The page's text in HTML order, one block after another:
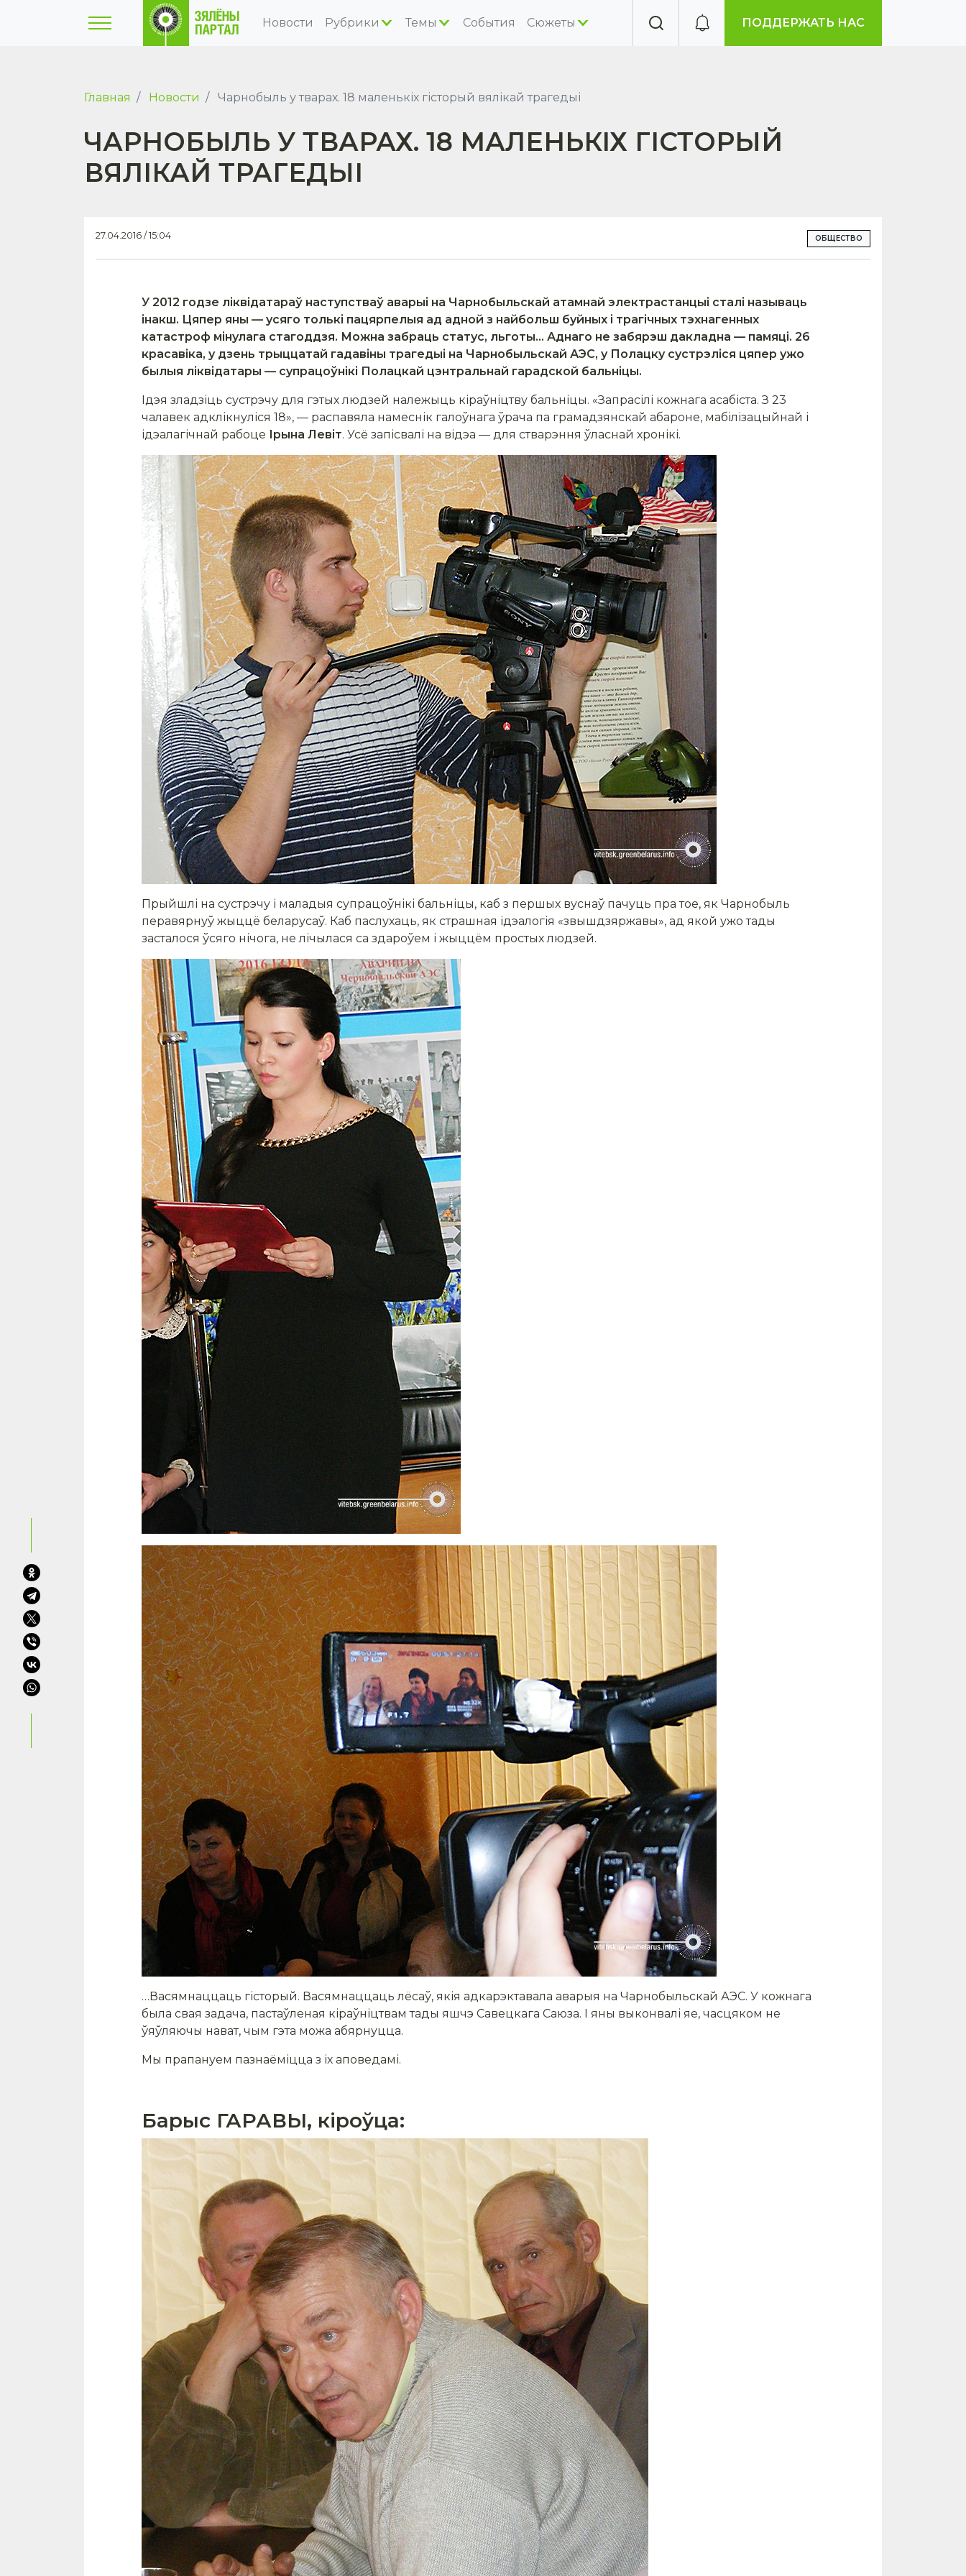
Новости Рубрики Темы События Сюжеты ПОДДЕРЖАТЬ НАС
Главная Новости Чарнобыль у тварах. 18 маленькіх гісторый вялікай трагедыі
ЧАРНОБЫЛЬ У ТВАРАХ. 18 МАЛЕНЬКІХ ГІСТОРЫЙ
ВЯЛІКАЙ ТРАГЕДЫІ
27.04.2016 / 15:04 ОБЩЕСТВО
У 2012 годзе ліквідатараў наступстваў аварыі на Чарнобыльскай атамнай электрастанцыі сталі называць
інакш. Цяпер яны — усяго толькі пацярпелыя ад адной з найбольш буйных і трагічных тэхнагенных
катастроф мінулага стагоддзя. Можна забраць статус, льготы... Аднаго не забярэш дакладна — памяці. 26
красавіка, у дзень трыццатай гадавіны трагедыі на Чарнобыльскай АЭС, у Полацку сустрэліся цяпер ужо
былыя ліквідатары — супрацоўнікі Полацкай цэнтральнай гарадской бальніцы.
Ідэя зладзіць сустрэчу для гэтых людзей належыць кіраўніцтву бальніцы. «Запрасілі кожнага асабіста. З 23
чалавек адклікнуліся 18», — распавяла намеснік галоўнага ўрача па грамадзянскай абароне, мабілізацыйнай і
ідэалагічнай рабоце Ірына Левіт. Усё запісвалі на відэа — для стварэння ўласнай хронікі.
Прыйшлі на сустрэчу і маладыя супрацоўнікі бальніцы, каб з першых вуснаў пачуць пра тое, як Чарнобыль
перавярнуў жыццё беларусаў. Каб паслухаць, як страшная ідэалогія «звышдзяржавы», ад якой ужо тады
засталося ўсяго нічога, не лічылася са здароўем і жыццём простых людзей.
…Васямнаццаць гісторый. Васямнаццаць лёсаў, якія адкарэктавала аварыя на Чарнобыльскай АЭС. У кожнага
была свая задача, пастаўленая кіраўніцтвам тады яшчэ Савецкага Саюза. І яны выконвалі яе, часцяком не
ўяўляючы нават, чым гэта можа абярнуцца.
Мы прапануем пазнаёміцца з іх аповедамі.
Барыс ГАРАВЫ, кіроўца: